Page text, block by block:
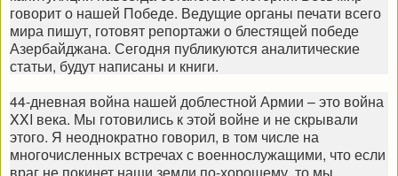
говорит о нашей Победе. Ведущие органы печати всего
мира пишут, готовят репортажи о блестящей победе
Азербайджана. Сегодня публикуются аналитические
статьи, будут написаны и книги.
44-дневная война нашей доблестной Армии – это война
XXI века. Мы готовились к этой войне и не скрывали
этого. Я неоднократно говорил, в том числе на
многочисленных встречах с военнослужащими, что если
враг не покинет наши земли по-хорошему, то мы